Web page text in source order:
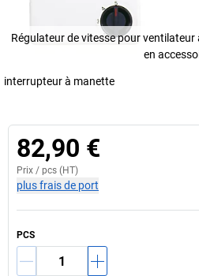
Régulateur de vitesse pour
en
interrupteur à manette
82,90 €
Prix / pcs (HT)
plus frais de port
PCS